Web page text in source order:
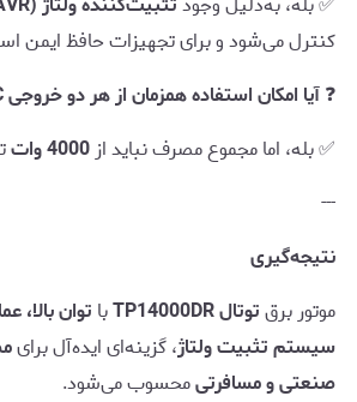
کنترل می‌شود و برای تجهیزات حافظ ایمن
❓آیا امکان استفاده همزمان از هر دو خروجی AC وجود دارد؟
✅ بله، اما مجموع مصرف نباید از 4000 وات
---
نتیجه‌گیری
موتور برقتوتال TP14000DR با توان بالا،
سیستم تثبیت ولتاژ، گزینه‌ای ایده‌آل برای
صنعتی و مسافرتیمحسوب می‌شود.